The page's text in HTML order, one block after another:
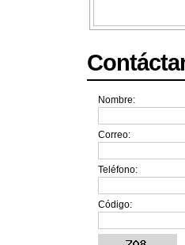
Nombre:
Correo:
Teléfono:
Código: